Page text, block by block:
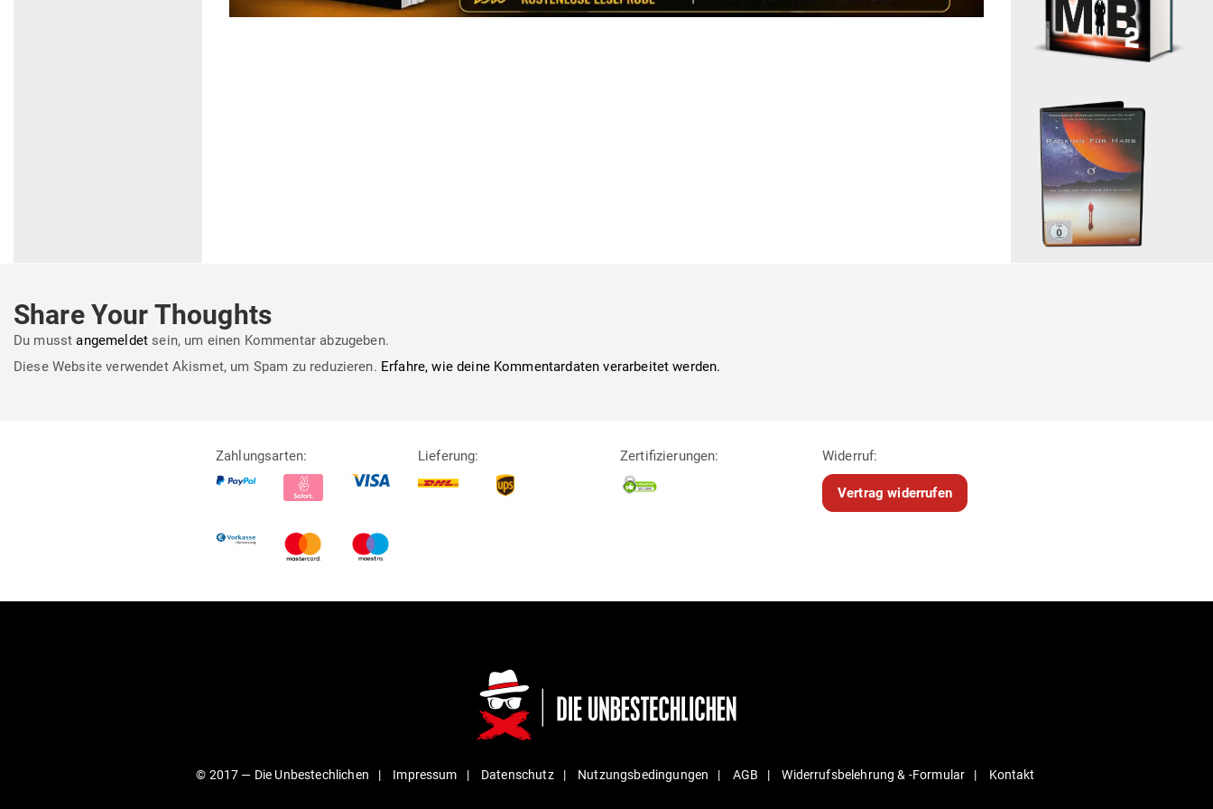
Share Your Thoughts
Du musstangemeldet sein, um einen Kommentar abzugeben.
Diese Website verwendet Akismet, um Spam zu reduzieren. Erfahre, wie deine Kommentardaten verarbeitet werden.
Zahlungsarten: Lieferung: Zertifizierungen: Widerruf:
Vertrag widerrufen
© 2017 — Die Unbestechlichen Impressum Daten­schutz Nut­zungs­be­din­gungen AGB Wider­rufs­be­lehrung & ‑For­mular Kontakt